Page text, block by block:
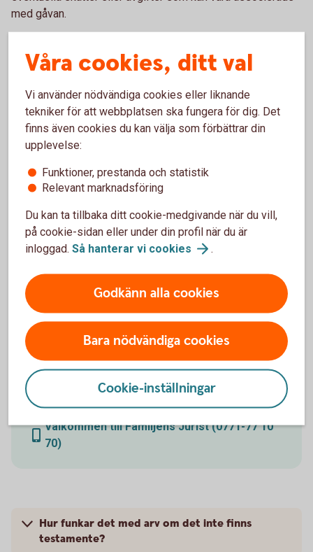
med gåvan.
Varför skriva gåvobrev?
inte alltid det. Vissa gåvor måste vara skriftliga, andra inte.
Gåvan kan vara ett förskott på ett arv eller räknas som
enskild egendom. Genom att skriva ett gåvobrev kan ni
undvika eventuella oklarheter och konflikter längre fram.
Med ett gåvobrev tydliggör ni äganderätten och får ett
juridiskt skydd för givaren och mottagaren. Det kan även ha
och arvsrätt.
Mall för testamente och gåvobrev
eller rådgivning?
Vill du ha hjälp att skriva testamente eller gåvobrev
av en jurist? Eller använda enkel mall och skriva
själv? Hos vår partner Familjens Jurist får du rabatt
som kund hos oss.
Välkommen till Familjens Jurist (0771-77 10
70)
Hur funkar det med arv om det inte finns
testamente?
Våra cookies, ditt val
Vi använder nödvändiga cookies eller liknande
tekniker för att webbplatsen ska fungera för dig. Det
finns även cookies du kan välja som förbättrar din
upplevelse:
Funktioner, prestanda och statistik
Relevant marknadsföring
Du kan ta tillbaka ditt cookie-medgivande när du vill,
på cookie-sidan eller under din profil när du är
inloggad. Så hanterar vi cookies .
Godkänn alla cookies
Bara nödvändiga cookies
Cookie-inställningar